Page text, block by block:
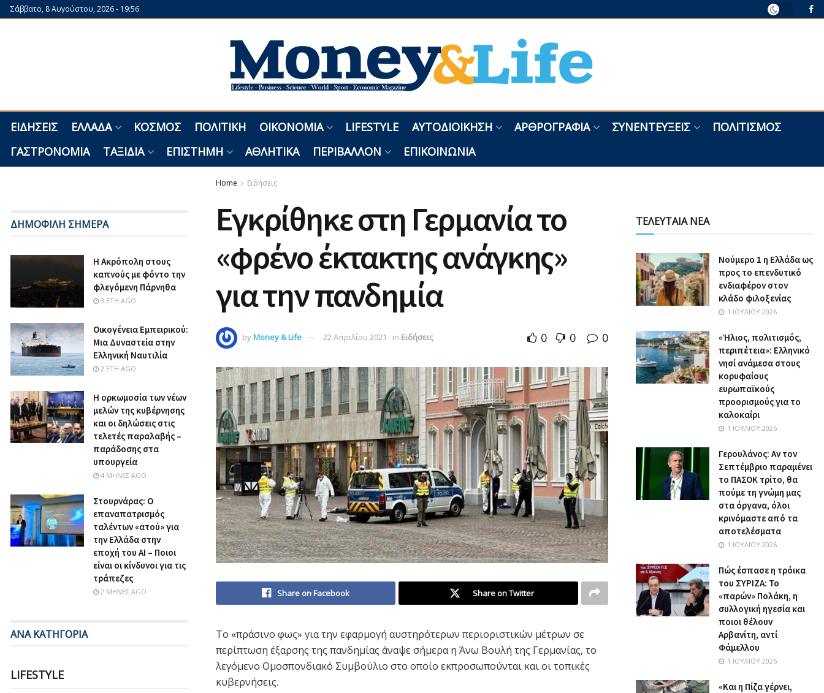
Σάββατο, 8 Αυγούστου, 2026 - 19:56
ΕΙΔΉΣΕΙΣ ΕΛΛΆΔΑ ΚΌΣΜΟΣ ΠΟΛΙΤΙΚΉ ΟΙΚΟΝΟΜΊΑ LIFESTYLE ΑΥΤΟΔΙΟΊΚΗΣΗ ΑΡΘΡΟΓΡΑΦΊΑ ΣΥΝΕΝΤΕΎΞΕΙΣ
ΠΟΛΙΤΙΣΜΌΣ
ΓΑΣΤΡΟΝΟΜΊΑ
ΤΑΞΊΔΙΑ ΕΠΙΣΤΉΜΗ ΑΘΛΗΤΙΚΆ ΠΕΡΙΒΆΛΛΟΝ ΕΠΙΚΟΙΝΩΝΊΑ
Home Ειδήσεις
Εγκρίθηκε στη Γερμανία το
«φρένο έκτακτης ανάγκης»
για την πανδημία
byMoney & Life 22 Απριλίου 2021 in Ειδήσεις 0 0 0
Share on Facebook Share on Twitter
Το «πράσινο φως» για την εφαρμογή αυστηρότερων περιοριστικών μέτρων σε
περίπτωση έξαρσης της πανδημίας άναψε σήμερα η Άνω Βουλή της Γερμανίας, το
λεγόμενο Ομοσπονδιακό Συμβούλιο στο οποίο εκπροσωπούνται και οι τοπικές
κυβερνήσεις.
ΔΗΜΟΦΙΛΗ ΣΗΜΕΡΑ
Η Ακρόπολη στους
καπνούς με φόντο την
φλεγόμενη Πάρνηθα
3 ΈΤΗ AGO
Οικογένεια Εμπειρικού:
Μια Δυναστεία στην
Ελληνική Ναυτιλία
2 ΈΤΗ AGO
Η ορκωμοσία των νέων
μελών της κυβέρνησης
και οι δηλώσεις στις
τελετές παραλαβής –
παράδοσης στα
υπουργεία
4 ΜΉΝΕΣ AGO
Στουρνάρας: Ο
επαναπατρισμός
ταλέντων «ατού» για
την Ελλάδα στην
εποχή του ΑΙ – Ποιοι
είναι οι κίνδυνοι για τις
τράπεζες
2 ΜΉΝΕΣ AGO
ΑΝΑ ΚΑΤΗΓΟΡΙΑ
LIFESTYLE
ΤΕΛΕΥΤΑΙΑ ΝΕΑ
Nούμερο 1 η Ελλάδα ως
προς το επενδυτικό
ενδιαφέρον στον
κλάδο φιλοξενίας
1 ΙΟΥΛΊΟΥ 2026
«Ήλιος, πολιτισμός,
περιπέτεια»: Ελληνικό
νησί ανάμεσα στους
κορυφαίους
ευρωπαϊκούς
προορισμούς για το
καλοκαίρι
1 ΙΟΥΛΊΟΥ 2026
Γερουλάνος: Αν τον
Σεπτέμβριο παραμένει
το ΠΑΣΟΚ τρίτο, θα
πούμε τη γνώμη μας
στα όργανα, όλοι
κρινόμαστε από τα
αποτελέσματα
1 ΙΟΥΛΊΟΥ 2026
Πώς έσπασε η τρόικα
του ΣΥΡΙΖΑ: Το
«παρών» Πολάκη, η
συλλογική ηγεσία και
ποιοι θέλουν
Αρβανίτη, αντί
Φάμελλου
1 ΙΟΥΛΊΟΥ 2026
«Και η Πίζα γέρνει,